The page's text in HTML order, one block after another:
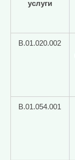
услуги
В.01.020.002
В.01.054.001